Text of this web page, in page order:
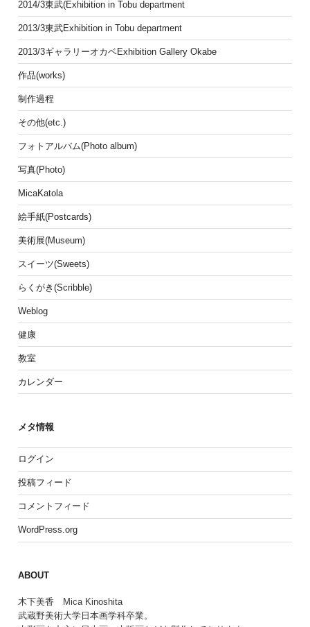
2014/3東武(Exhibition in Tobu department
2013/3東武Exhibition in Tobu department
2013/3ギャラリーオカベExhibition Gallery Okabe
作品(works)
制作過程
その他(etc.)
フォトアルバム(Photo album)
写真(Photo)
MicaKatola
絵手紙(Postcards)
美術展(Museum)
スイーツ(Sweets)
らくがき(Scribble)
Weblog
健康
教室
カレンダー
メタ情報
ログイン
投稿フィード
コメントフィード
WordPress.org
ABOUT
木下美香 Mica Kinoshita
武蔵野美術大学日本画学科卒業。